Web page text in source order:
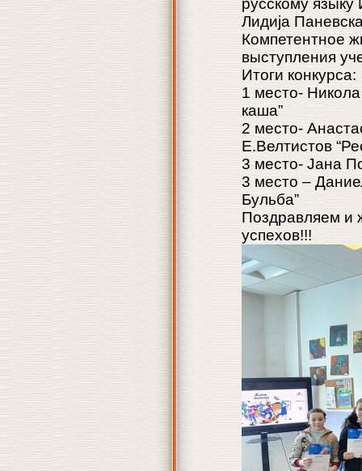
русскому
Лидија
Компетентное
выступления
Итоги конкурса:
1 место-
каша”
2 место-
Е.Велтистов
3 место- Јана
3 место –
Бульба”
Поздравляем и
успехов!!!